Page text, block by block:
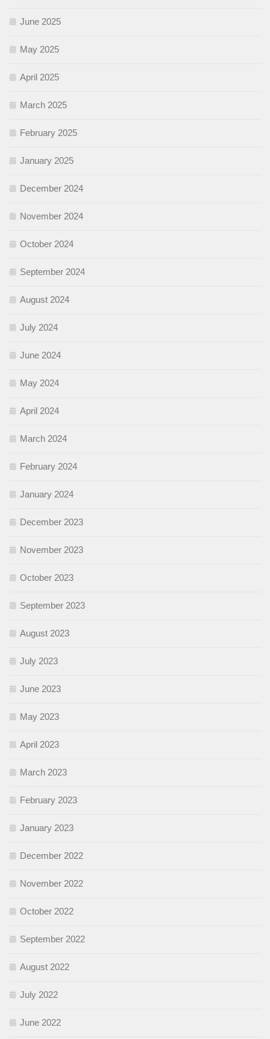
June 2025
May 2025
April 2025
March 2025
February 2025
January 2025
December 2024
November 2024
October 2024
September 2024
August 2024
July 2024
June 2024
May 2024
April 2024
March 2024
February 2024
January 2024
December 2023
November 2023
October 2023
September 2023
August 2023
July 2023
June 2023
May 2023
April 2023
March 2023
February 2023
January 2023
December 2022
November 2022
October 2022
September 2022
August 2022
July 2022
June 2022